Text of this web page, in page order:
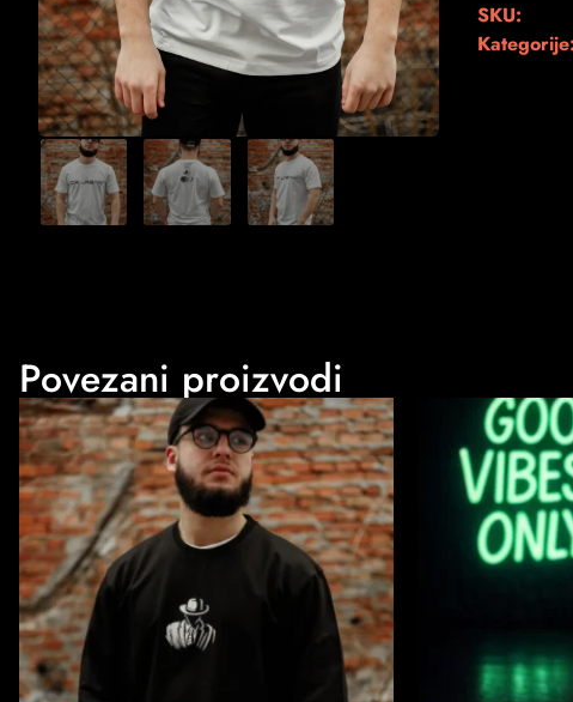
SKU:
Kategorije:
Povezani proizvodi